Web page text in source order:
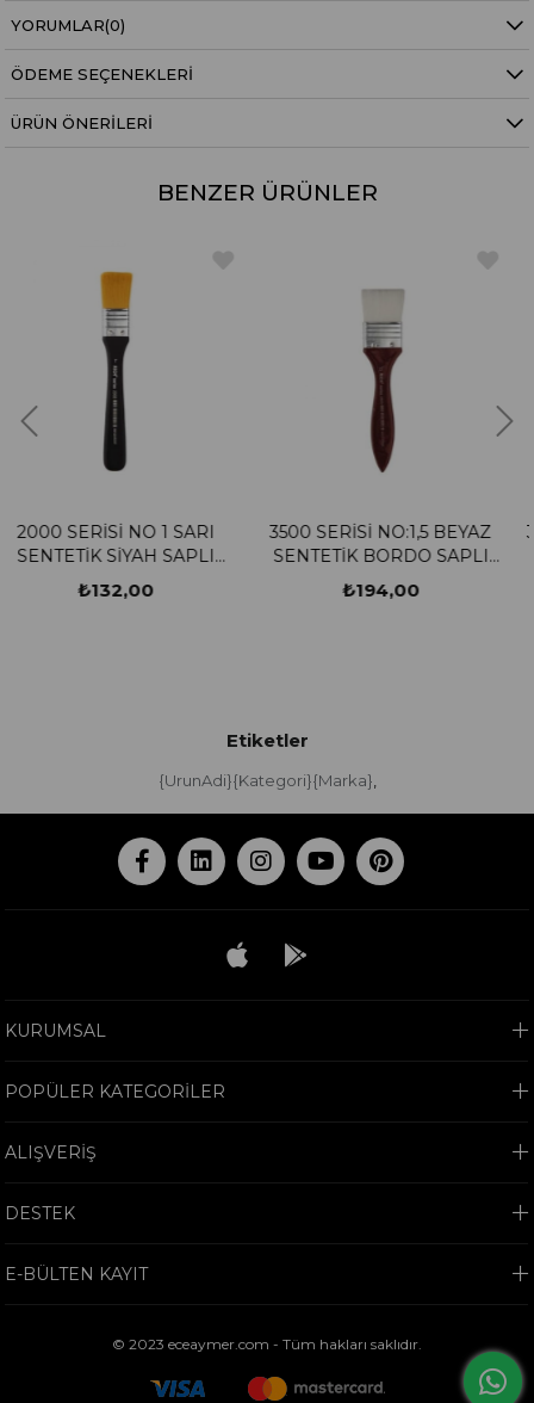
YORUMLAR(0)
ÖDEME SEÇENEKLERI
ÜRÜN ÖNERILERI
BENZER ÜRÜNLER
1 SARI
SAPLI
3500 SERİSİ NO:1,5 BEYAZ
SENTETİK BORDO SAPLI
3000 SERİSİ
SENTETİK
Etiketler
{UrunAdi}{Kategori}{Marka},
KURUMSAL
POPÜLER KATEGORİLER
ALIŞVERİŞ
DESTEK
E-BÜLTEN KAYIT
© 2023 eceaymer.com - Tüm hakları saklıdır.